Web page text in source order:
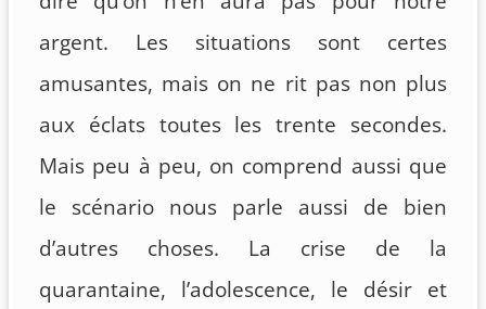
argent. Les situations sont certes
amusantes, mais on ne rit pas non plus
aux éclats toutes les trente secondes.
Mais peu à peu, on comprend aussi que
le scénario nous parle aussi de bien
d’autres choses. La crise de la
quarantaine, l’adolescence, le désir et